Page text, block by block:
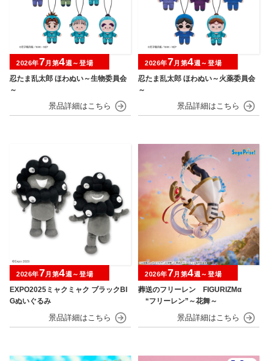
忍たま乱太郎 ほわぬい～生物委員会
～
2026年7月第4週～登場
忍たま乱太郎 ほわぬい～火薬委員会
～
2026年7月第4週～登場
EXPO2025ミャクミャク ブラックBI
Gぬいぐるみ
2026年7月第4週～登場
葬送のフリーレン FIGURIZMα
“フリーレン”～花舞～
2026年7月第4週～登場